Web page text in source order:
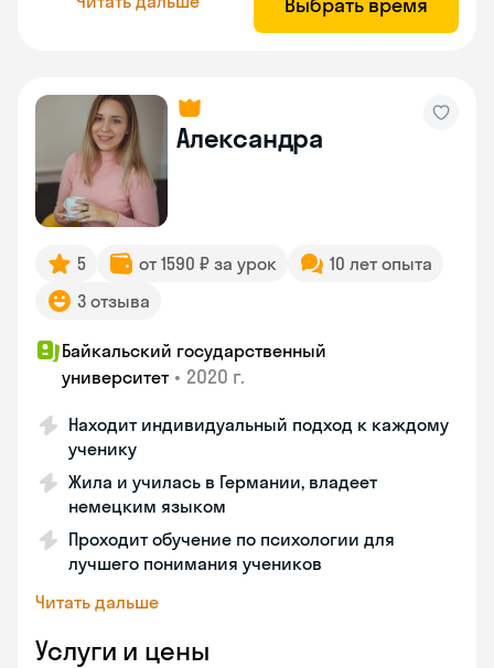
Александра
5 от 1590 ₽ за урок
10 лет опыта
3 отзыва
Байкальский государственный
университет • 2020 г.
Находит индивидуальный подход к каждому
ученику
Жила и училась в Германии, владеет
немецким языком
Проходит обучение по психологии для
лучшего понимания учеников
Читать дальше
Услуги и цены